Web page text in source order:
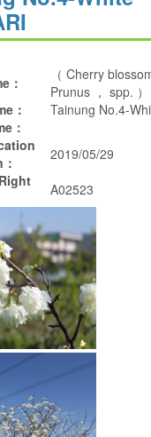
：
（ Cherry
Prunus ， spp. ）
：
Tainung No.4-
：
2019/05/29
A02523